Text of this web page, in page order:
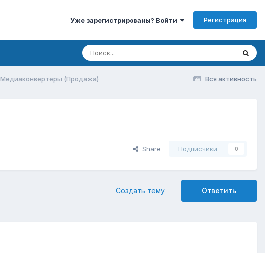
Уже зарегистрированы? Войти Регистрация
Вся активность
Медиаконвертеры (Продажа)
Share Подписчики 0
Ответить
Создать тему